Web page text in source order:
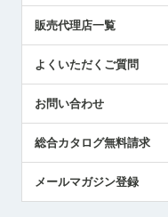
中小企業のBCP地震対策
センサのテクニカルガイド
社長ブログ
販売代理店一覧
よくいただくご質問
お問い合わせ
総合カタログ無料請求
メールマガジン登録